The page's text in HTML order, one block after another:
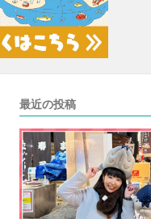
最近の投稿